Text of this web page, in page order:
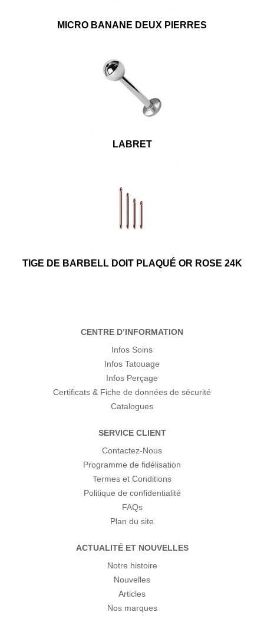
MICRO BANANE DEUX PIERRES
LABRET
TIGE DE BARBELL DOIT PLAQUÉ OR ROSE 24K
CENTRE D’INFORMATION
Infos Soins
Infos Tatouage
Infos Perçage
Certificats & Fiche de données de sécurité
Catalogues
SERVICE CLIENT
Contactez-Nous
Programme de fidélisation
Termes et Conditions
Politique de confidentialité
FAQs
Plan du site
ACTUALITÉ ET NOUVELLES
Notre histoire
Nouvelles
Articles
Nos marques